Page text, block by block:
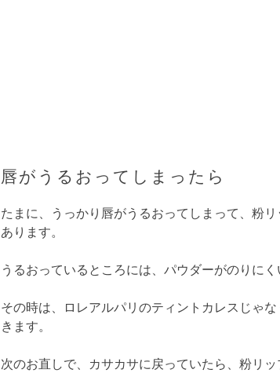
唇がうるおってしまったら
たまに、うっかり唇がうるおってしまって、粉
あります。
うるおっているところには、パウダーがのりにく
その時は、ロレアルパリのティントカレスじゃ
きます。
次のお直しで、カサカサに戻っていたら、粉リ